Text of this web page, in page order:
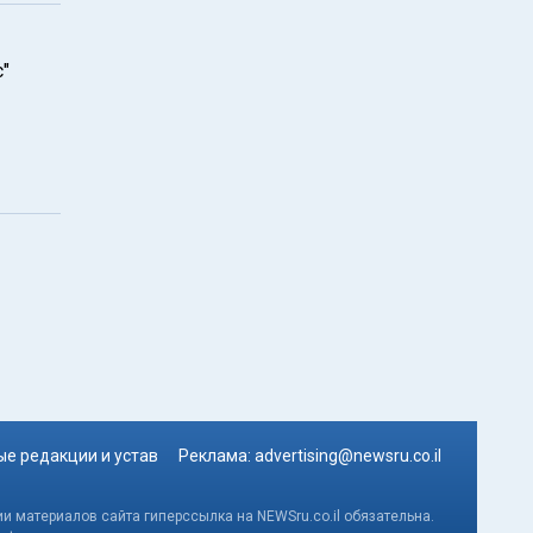
редакции и устав Реклама: advertising@newsru.co.il
сайта гиперссылка на NEWSru.co.il обязательна.